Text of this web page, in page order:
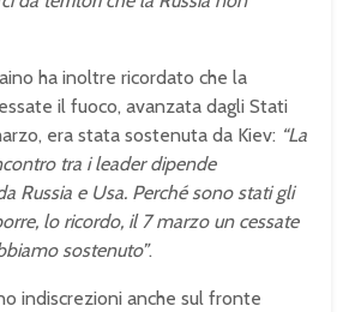
ha inoltre ricordato che la
il fuoco, avanzata dagli Stati
era stata sostenuta da Kiev: “La
tra i leader dipende
Russia e Usa. Perché sono stati gli
lo ricordo, il 7 marzo un cessate
sostenuto”.
indiscrezioni anche sul fronte